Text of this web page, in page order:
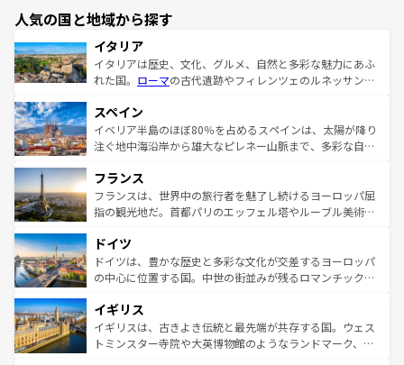
人気の国と地域から探す
イタリア
イタリアは歴史、文化、グルメ、自然と多彩な魅力にあふ
れた国。 ローマの古代遺跡やフィレンツェのルネッサンス
ろん、トスカーナの美しい田園風景やアマルフィ海岸の絶
景など、自然景観も見逃せない。観光の合間には、本場の
ピザやパスタなど、絶品のイタリア料理を堪能することも
ませてくれるイタリアで、忘れられない旅をしてみよう！
なお、新着のイタリア情報はコンテンツ一覧 を参照してほ
しい。
スペイン
イベリア半島のほぼ80％を占めるスペインは、太陽が降り
注ぐ地中海沿岸から雄大なピレネー山脈まで、多彩な自然
文化が根付くこの国では、情熱的なフラメンコ、熱気あふ
れる闘牛、そして美味しいタパスが生活の一部となってい
る。首都マドリードの洗練された雰囲気や、バルセロナの
の城塞都市、穏やかなビーチリゾートまで多彩な表情を見
せる。地方によって風土や気候が異なるスペインはその個
性で訪れる人を魅了する。 なお、新着のスペイン情報はコ
フランス
フランスは、世界中の旅行者を魅了し続けるヨーロッパ屈
指の観光地だ。首都パリのエッフェル塔やルーブル美術館
で、幅広い魅力が詰まっている。華麗な宮殿、歴史的な大
聖堂、美しいビーチ、そして豊かな自然が、訪れる者を心
から魅了する。また、フランスは美食の国としても知ら
いる。シャンパンの発祥地であるランス、プロヴァンスの
香り高いラベンダー畑など、多彩な楽しみ方が可能だ。さ
らに、パリ以外の地域にも魅力が溢れており、どの街角に
ドイツ
ドイツは、豊かな歴史と多彩な文化が交差するヨーロッパ
の中心に位置する国。中世の街並みが残るロマンチック街
顔を持つこの国は、どこを歩いても飽きることがない。ベ
ルリンの文化的活気、バイエルン州のアルプスの絶景、そ
してライン川沿いのワイン畑といった風景は必見。ビール
イギリス
イギリスは、古きよき伝統と最先端が共存する国。ウェス
トミンスター寺院や大英博物館のようなランドマーク、歴